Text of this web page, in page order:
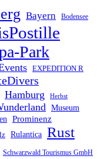
Bayern Bodensee
Park
EXPEDITION R
Hamburg Herbst
Museum
Prominenz
Rulantica Rust
Schwarzwald Tourismus GmbH